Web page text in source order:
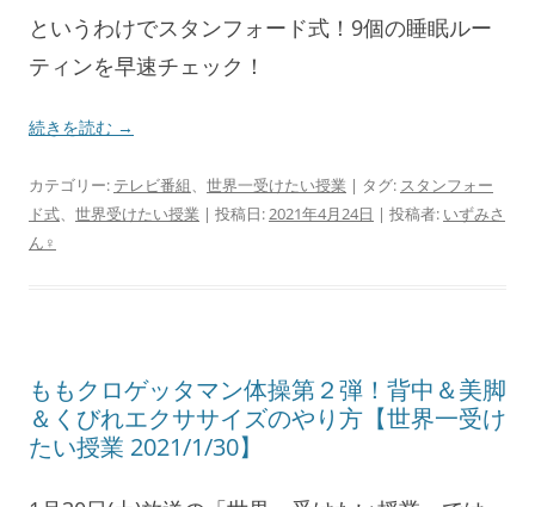
というわけでスタンフォード式！9個の睡眠ルー
ティンを早速チェック！
続きを読む →
カテゴリー: テレビ番組、 世界一受けたい授業 | タグ: スタンフォー
ド式、 世界受けたい授業 | 投稿日:2021年4月24日 | 投稿者: いずみさ
ん♀
ももクロゲッタマン体操第２弾！背中＆美脚
＆くびれエクササイズのやり方【世界一受け
たい授業 2021/1/30】